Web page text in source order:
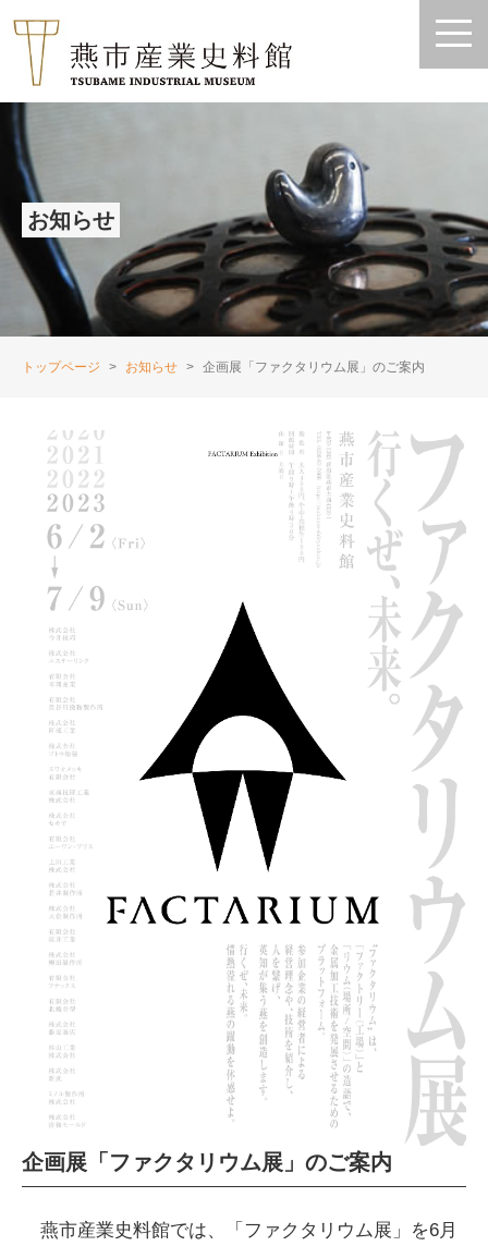
お知らせ
トップページ お知らせ 企画展「ファクタリウム展」のご案内
企画展「ファクタリウム展」のご案内
燕市産業史料館では、「ファクタリウム展」を6月